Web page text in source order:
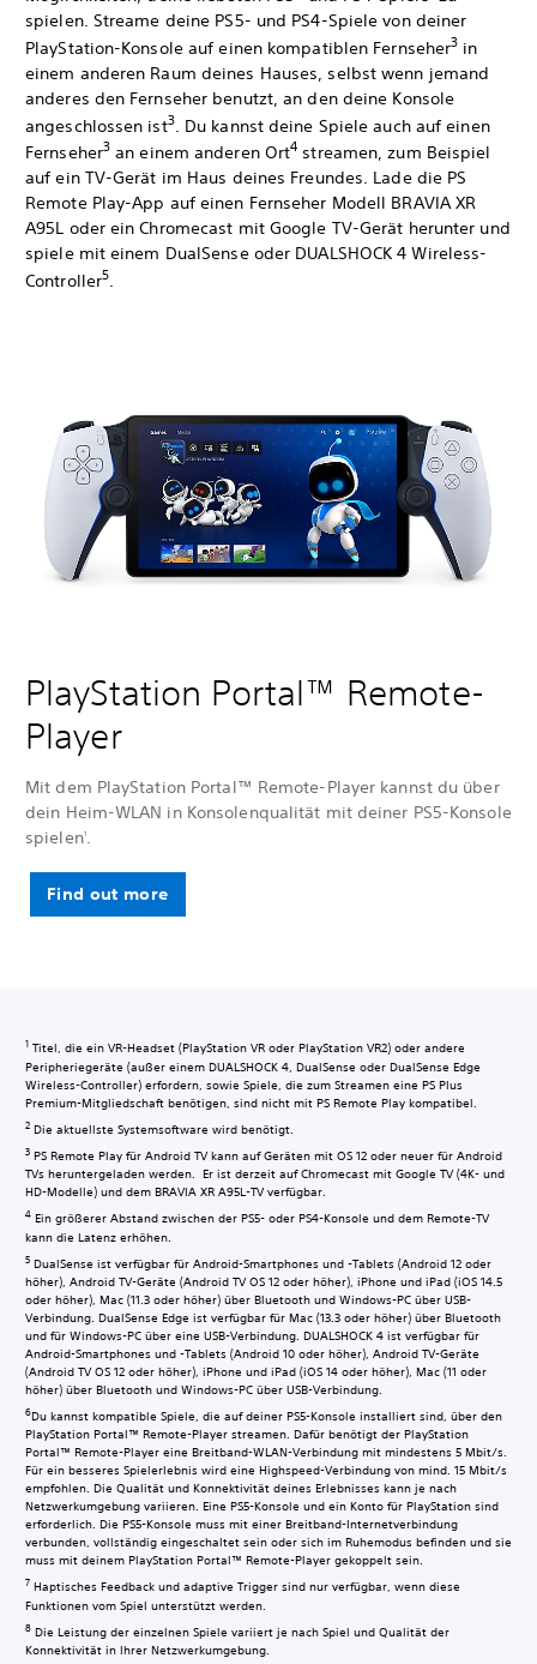
spielen. Streame deine PS5- und PS4-Spiele von deiner
PlayStation-Konsole auf einen kompatiblen Fernseher3 in
einem anderen Raum deines Hauses, selbst wenn jemand
anderes den Fernseher benutzt, an den deine Konsole
angeschlossen ist3. Du kannst deine Spiele auch auf einen
Fernseher3 an einem anderen Ort4 streamen, zum Beispiel
auf ein TV-Gerät im Haus deines Freundes. Lade die PS
Remote Play-App auf einen Fernseher Modell BRAVIA XR
A95L oder ein Chromecast mit Google TV-Gerät herunter und
spiele mit einem DualSense oder DUALSHOCK 4 Wireless-
Controller5
PlayStation Portal™ Remote-
Player
Mit dem PlayStation Portal™ Remote-Player kannst du über
dein Heim-WLAN in Konsolenqualität mit deiner PS5-Konsole
spielen.
Find out more
1 Titel, die ein VR-Headset (PlayStation VR oder PlayStation VR2) oder andere
Peripheriegeräte (außer einem DUALSHOCK 4, DualSense oder DualSense Edge
Wireless-Controller) erfordern, sowie Spiele, die zum Streamen eine PS Plus
Premium-Mitgliedschaft benötigen, sind nicht mit PS Remote Play kompatibel.
2 Die aktuellste Systemsoftware wird benötigt.
3 PS Remote Play für Android TV kann auf Geräten mit OS 12 oder neuer für Android
TVs heruntergeladen werden. Er ist derzeit auf Chromecast mit Google TV (4K- und
HD-Modelle) und dem BRAVIA XR A95L-TV verfügbar.
4 Ein größerer Abstand zwischen der PS5- oder PS4-Konsole und dem Remote-TV
kann die Latenz erhöhen.
5 DualSense ist verfügbar für Android-Smartphones und -Tablets (Android 12 oder
höher), Android TV-Geräte (Android TV OS 12 oder höher), iPhone und iPad (iOS 14.5
oder höher), Mac (11.3 oder höher) über Bluetooth und Windows-PC über USB-
Verbindung. DualSense Edge ist verfügbar für Mac (13.3 oder höher) über Bluetooth
und für Windows-PC über eine USB-Verbindung. DUALSHOCK 4 ist verfügbar für
Android-Smartphones und -Tablets (Android 10 oder höher), Android TV-Geräte
(Android TV OS 12 oder höher), iPhone und iPad (iOS 14 oder höher), Mac (11 oder
höher) über Bluetooth und Windows-PC über USB-Verbindung.
6Du kannst kompatible Spiele, die auf deiner PS5-Konsole installiert sind, über den
PlayStation Portal™ Remote-Player streamen. Dafür benötigt der PlayStation
Portal™ Remote-Player eine Breitband-WLAN-Verbindung mit mindestens 5 Mbit/s.
Für ein besseres Spielerlebnis wird eine Highspeed-Verbindung von mind. 15 Mbit/s
empfohlen. Die Qualität und Konnektivität deines Erlebnisses kann je nach
Netzwerkumgebung variieren. Eine PS5-Konsole und ein Konto für PlayStation sind
erforderlich. Die PS5-Konsole muss mit einer Breitband-Internetverbindung
verbunden, vollständig eingeschaltet sein oder sich im Ruhemodus befinden und sie
muss mit deinem PlayStation Portal™ Remote-Player gekoppelt sein.
7 Haptisches Feedback und adaptive Trigger sind nur verfügbar, wenn diese
Funktionen vom Spiel unterstützt werden.
8 Die Leistung der einzelnen Spiele variiert je nach Spiel und Qualität der
Konnektivität in Ihrer Netzwerkumgebung.